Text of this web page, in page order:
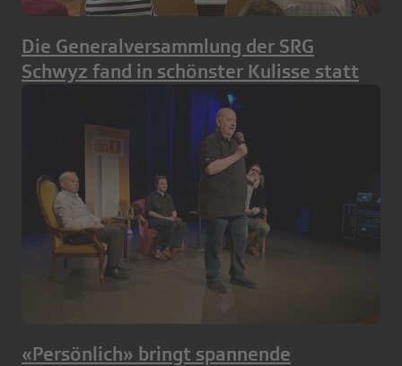
Die Generalversammlung der SRG
Schwyz fand in schönster Kulisse statt
«Persönlich» bringt spannende